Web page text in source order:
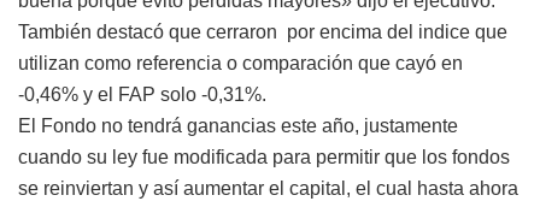
También destacó que cerraron por encima del indice que
utilizan como referencia o comparación que cayó en
-0,46% y el FAP solo -0,31%.
El Fondo no tendrá ganancias este año, justamente
cuando su ley fue modificada para permitir que los fondos
se reinviertan y así aumentar el capital, el cual hasta ahora